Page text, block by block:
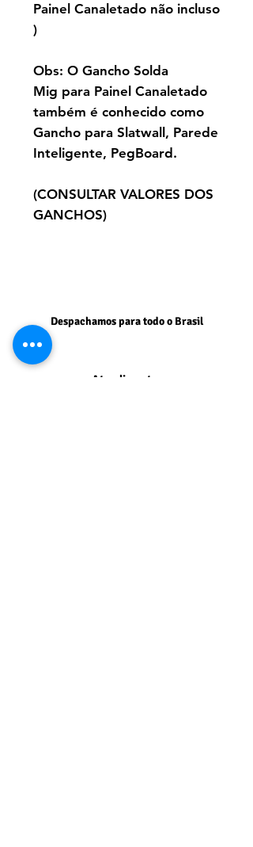
Painel Canaletado não incluso
)
Obs: O Gancho Solda
Mig para Painel Canaletado
também é conhecido como
Gancho para Slatwall, Parede
Inteligente, PegBoard.
(CONSULTAR VALORES DOS
GANCHOS)
Despachamos para todo o Brasil
Atendimento: